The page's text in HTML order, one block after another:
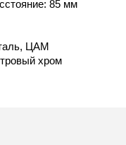
85 мм
ЦАМ
хром